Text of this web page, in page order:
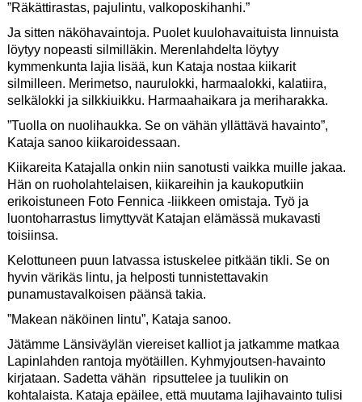
”Räkättirastas, pajulintu, valkoposkihanhi.”
Ja sitten näköhavaintoja. Puolet kuulohavaituista linnuista
löytyy nopeasti silmilläkin. Merenlahdelta löytyy
kymmenkunta lajia lisää, kun Kataja nostaa kiikarit
silmilleen. Merimetso, naurulokki, harmaalokki, kalatiira,
selkälokki ja silkkiuikku. Harmaahaikara ja meriharakka.
”Tuolla on nuolihaukka. Se on vähän yllättävä havainto”,
Kataja sanoo kiikaroidessaan.
Kiikareita Katajalla onkin niin sanotusti vaikka muille jakaa.
Hän on ruoholahtelaisen, kiikareihin ja kaukoputkiin
erikoistuneen Foto Fennica -liikkeen omistaja. Työ ja
luontoharrastus limyttyvät Katajan elämässä mukavasti
toisiinsa.
Kelottuneen puun latvassa istuskelee pitkään tikli. Se on
hyvin värikäs lintu, ja helposti tunnistettavakin
punamustavalkoisen päänsä takia.
”Makean näköinen lintu”, Kataja sanoo.
Jätämme Länsiväylän viereiset kalliot ja jatkamme matkaa
Lapinlahden rantoja myötäillen. Kyhmyjoutsen-havainto
kirjataan. Sadetta vähän ripsuttelee ja tuulikin on
kohtalaista. Kataja epäilee, että muutama lajihavainto tulisi